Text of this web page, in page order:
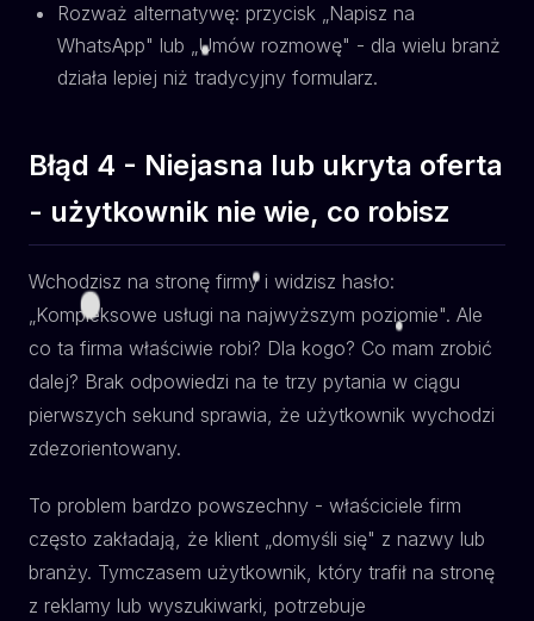
Rozważ alternatywę: przycisk „Napisz na
WhatsApp" lub „Umów rozmowę" - dla wielu branż
działa lepiej niż tradycyjny formularz.
Błąd 4 - Niejasna lub ukryta oferta
- użytkownik nie wie, co robisz
Wchodzisz na stronę firmy i widzisz hasło:
„Kompleksowe usługi na najwyższym poziomie". Ale
co ta firma właściwie robi? Dla kogo? Co mam zrobić
dalej? Brak odpowiedzi na te trzy pytania w ciągu
pierwszych sekund sprawia, że użytkownik wychodzi
zdezorientowany.
To problem bardzo powszechny - właściciele firm
często zakładają, że klient „domyśli się" z nazwy lub
branży. Tymczasem użytkownik, który trafił na stronę
z reklamy lub wyszukiwarki, potrzebuje